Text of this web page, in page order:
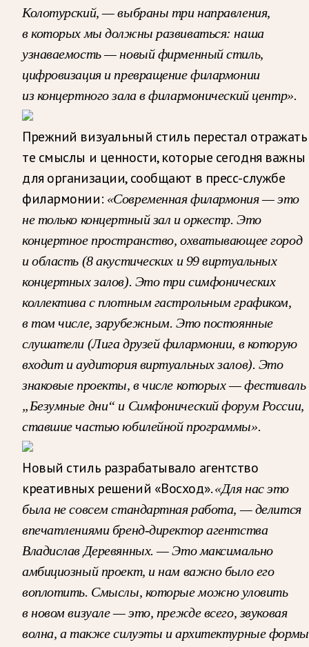
Колотурский, — выбраны три направления,
в которых мы должны развиваться: наша
узнаваемость — новый фирменный стиль,
цифровизация и превращение филармонии
из концертного зала в филармонический центр».
Прежний визуальный стиль перестал отражать
те смыслы и ценности, которые сегодня важны
для организации, сообщают в пресс-службе
филармонии: «Современная филармония — это
не только концертный зал и оркестр. Это
концертное пространство, охватывающее город
и область (8 акустических и 99 виртуальных
концертных залов). Это три симфонических
коллектива с плотным гастрольным графиком,
в том числе, зарубежным. Это постоянные
слушатели (Лига друзей филармонии, в которую
входит и аудитория виртуальных залов). Это
знаковые проекты, в числе которых — фестиваль
„Безумные дни“ и Симфонический форум России,
ставшие частью юбилейной программы».
Новый стиль разрабатывало агентство
креативных решений «Восход».«Для нас это
была не совсем стандартная работа, — делится
впечатлениями бренд-директор агентства
Владислав Деревянных. — Это максимально
амбициозный проект, и нам важно было его
воплотить. Смыслы, которые можно уловить
в новом визуале — это, прежде всего, звуковая
волна, а также силуэты и архитектурные формы